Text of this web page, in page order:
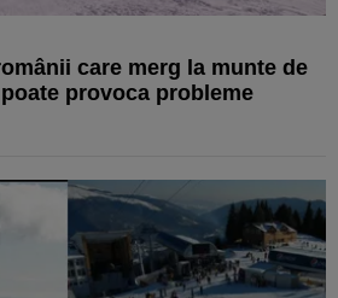
care merg la munte de
provoca probleme